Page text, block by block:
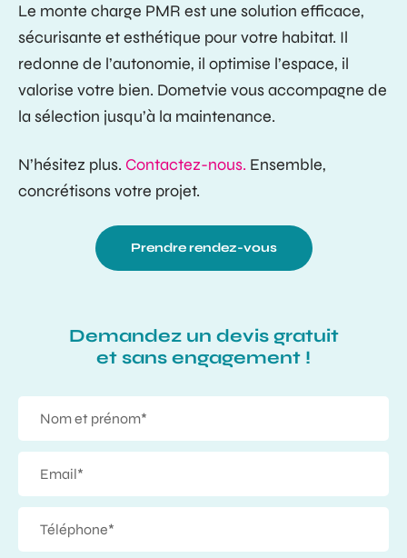
Le monte charge PMR est une solution efficace,
sécurisante et esthétique pour votre habitat. Il
redonne de l’autonomie, il optimise l’espace, il
valorise votre bien. Dometvie vous accompagne de
la sélection jusqu’à la maintenance.
N’hésitez plus. Contactez-nous. Ensemble,
concrétisons votre projet.
Prendre rendez-vous
Demandez un devis gratuit
et sans engagement !